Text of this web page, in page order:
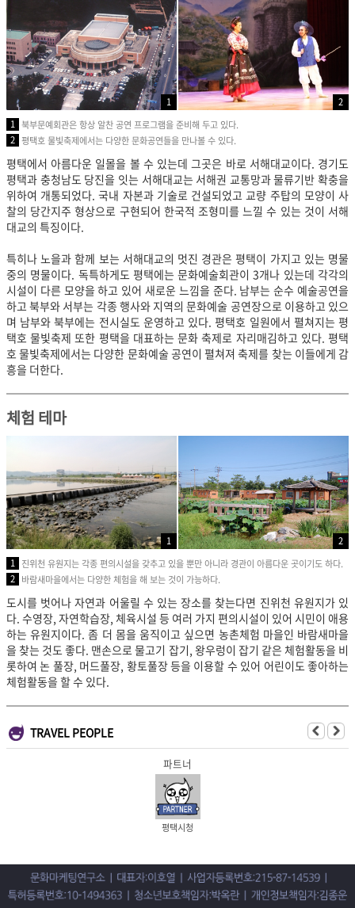
1
2
1 북부문예회관은 항상 알찬 공연 프로그램을 준비해 두고 있다.
2 평택호 물빛축제에서는 다양한 문화공연들을 만나볼 수 있다.
평택에서 아름다운 일몰을 볼 수 있는데 그곳은 바로 서해대교이다. 경기도
평택과 충청남도 당진을 잇는 서해대교는 서해권 교통망과 물류기반 확충을
위하여 개통되었다. 국내 자본과 기술로 건설되었고 교량 주탑의 모양이 사
찰의 당간지주 형상으로 구현되어 한국적 조형미를 느낄 수 있는 것이 서해
대교의 특징이다.
특히나 노을과 함께 보는 서해대교의 멋진 경관은 평택이 가지고 있는 명물
중의 명물이다. 독특하게도 평택에는 문화예술회관이 3개나 있는데 각각의
시설이 다른 모양을 하고 있어 새로운 느낌을 준다. 남부는 순수 예술공연을
하고 북부와 서부는 각종 행사와 지역의 문화예술 공연장으로 이용하고 있으
며 남부와 북부에는 전시실도 운영하고 있다. 평택호 일원에서 펼쳐지는 평
택호 물빛축제 또한 평택을 대표하는 문화 축제로 자리매김하고 있다. 평택
호 물빛축제에서는 다양한 문화예술 공연이 펼쳐져 축제를 찾는 이들에게 감
흥을 더한다.
체험 테마
1
2
1 진위천 유원지는 각종 편의시설을 갖추고 있을 뿐만 아니라 경관이 아름다운 곳이기도 하다.
2 바람새마을에서는 다양한 체험을 해 보는 것이 가능하다.
도시를 벗어나 자연과 어울릴 수 있는 장소를 찾는다면 진위천 유원지가 있
다. 수영장, 자연학습장, 체육시설 등 여러 가지 편의시설이 있어 시민이 애용
하는 유원지이다. 좀 더 몸을 움직이고 싶으면 농촌체험 마을인 바람새마을
을 찾는 것도 좋다. 맨손으로 물고기 잡기, 왕우렁이 잡기 같은 체험활동을 비
롯하여 논 풀장, 머드풀장, 황토풀장 등을 이용할 수 있어 어린이도 좋아하는
체험활동을 할 수 있다.
TRAVEL PEOPLE
파트너
평택시청